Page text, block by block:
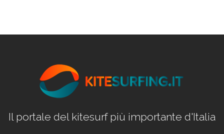
Il portale del kitesurf più importante d'Italia